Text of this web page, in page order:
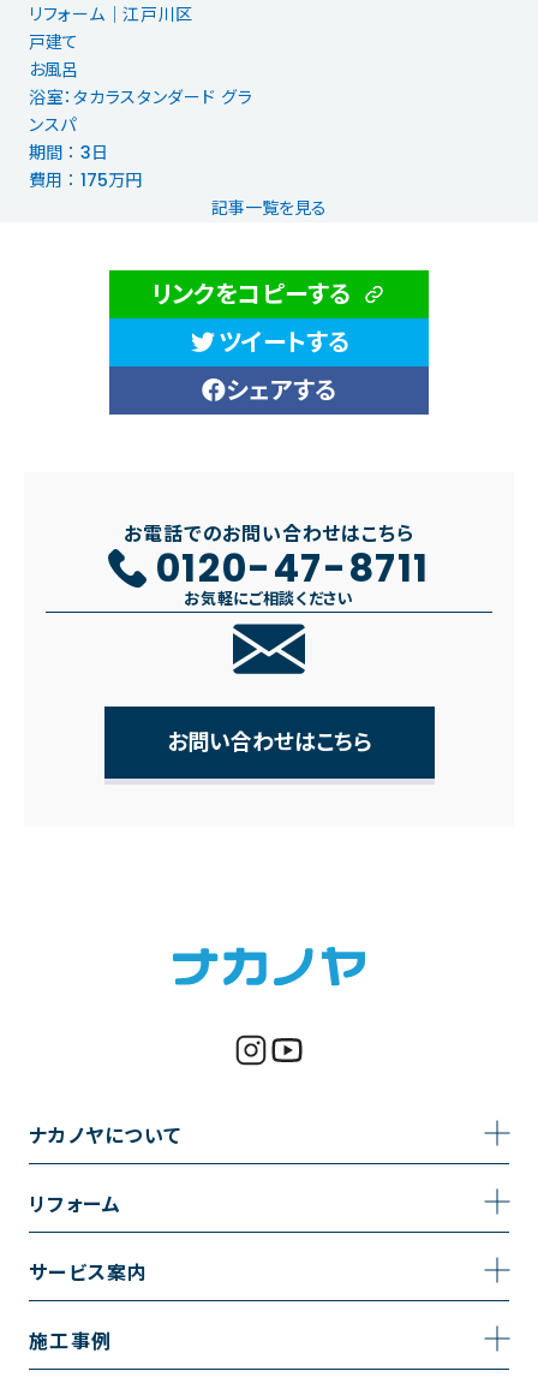
リフォーム｜江戸川区
戸建て
お風呂
浴室：タカラスタンダード グラ
ンスパ
期間 ： 3日
費用 ： 175万円
記事一覧を見る
リンクをコピーする
ツイートする
シェアする
お電話でのお問い合わせはこちら
0120-47-8711
お気軽にご相談ください
お問い合わせはこちら
ナカノヤについて
事業内容
採用情報
リフォーム
トイレのリフォーム
サービス案内
サービスの流れ
施工事例